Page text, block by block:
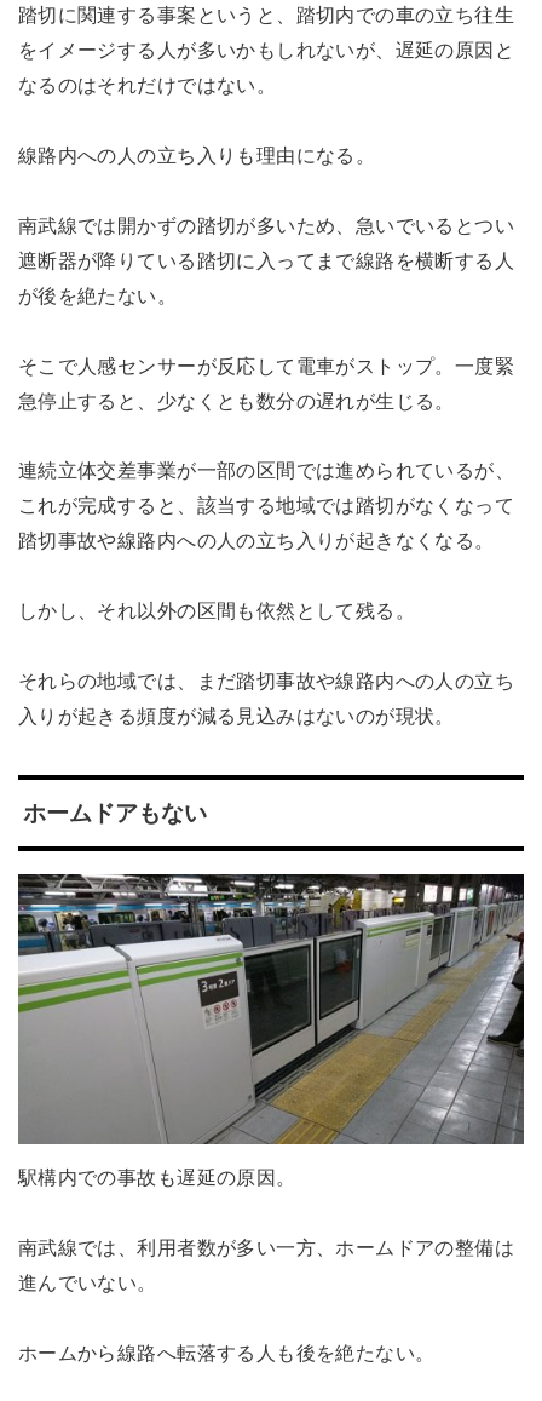
踏切に関連する事案というと、踏切内での車の立ち往生
をイメージする人が多いかもしれないが、遅延の原因と
なるのはそれだけではない。
線路内への人の立ち入りも理由になる。
南武線では開かずの踏切が多いため、急いでいるとつい
遮断器が降りている踏切に入ってまで線路を横断する人
が後を絶たない。
そこで人感センサーが反応して電車がストップ。一度緊
急停止すると、少なくとも数分の遅れが生じる。
連続立体交差事業が一部の区間では進められているが、
これが完成すると、該当する地域では踏切がなくなって
踏切事故や線路内への人の立ち入りが起きなくなる。
しかし、それ以外の区間も依然として残る。
それらの地域では、まだ踏切事故や線路内への人の立ち
入りが起きる頻度が減る見込みはないのが現状。
ホームドアもない
駅構内での事故も遅延の原因。
南武線では、利用者数が多い一方、ホームドアの整備は
進んでいない。
ホームから線路へ転落する人も後を絶たない。